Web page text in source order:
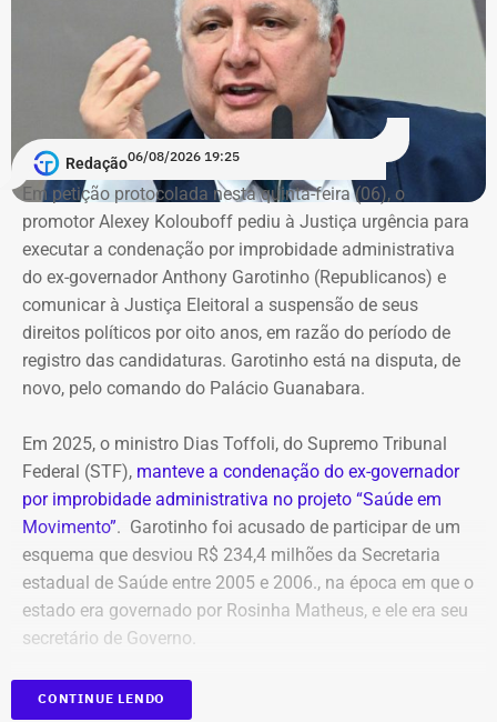
Redação06/08/2026 19:25
Em petição protocolada nesta quinta-feira (06), o
promotor Alexey Kolouboff pediu à Justiça urgência para
executar a condenação por improbidade administrativa
do ex-governador Anthony Garotinho (Republicanos) e
comunicar à Justiça Eleitoral a suspensão de seus
direitos políticos por oito anos, em razão do período de
registro das candidaturas. Garotinho está na disputa, de
novo, pelo comando do Palácio Guanabara.
Em 2025, o ministro Dias Toffoli, do Supremo Tribunal
Federal (STF), manteve a condenação do ex-governador
por improbidade administrativa no projeto “Saúde em
Movimento”. Garotinho foi acusado de participar de um
esquema que desviou R$ 234,4 milhões da Secretaria
estadual de Saúde entre 2005 e 2006., na época em que o
estado era governado por Rosinha Matheus, e ele era seu
secretário de Governo.
Com isso, a sentença tornou-se definitiva.
CONTINUE LENDO